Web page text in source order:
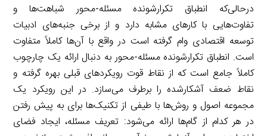
درحالی‌که انطباق تکرارشونده مسئله-محور شباهت‌ها و
تفاوت‌هایی با کارهای مشابه دارد و از برخی جنبه‌های ادبیات
توسعه اقتصادی وام گرفته است در واقع با آن‌ها کاملاً متفاوت
است. انطباق تکرارشونده مسئله-محور به دنبال ارائه یک چارچوب
کاملاً جامع است که از نقاط قوت رویکردهای قبلی بهره گرفته و
نقاط ضعف آشکارشده را برطرف می‌سازد. در این رویکرد یک
مجموعه اصول و روش‌ها با طیفی از تکنیک‌ها برای به پیش رفتن
در هر کدام از گام‌ها ارائه می‌شود: تعریف مسئله، ایجاد فضای